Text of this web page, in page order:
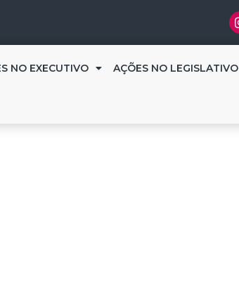
NO EXECUTIVO AÇÕES NO LEGISLATIVO